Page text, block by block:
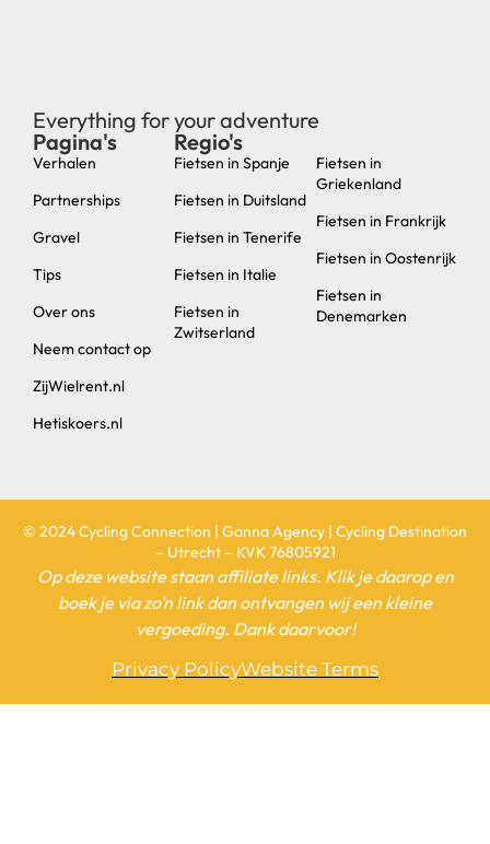
Everything for your adventure
Pagina's
Verhalen
Partnerships
Gravel
Tips
Over ons
Neem contact op
ZijWielrent.nl
Hetiskoers.nl
Regio's
Fietsen in Spanje
Fietsen in Duitsland
Fietsen in Tenerife
Fietsen in Italie
Fietsen in
Zwitserland
Fietsen in
Griekenland
Fietsen in Frankrijk
Fietsen in Oostenrijk
Fietsen in
Denemarken
© 2024 Cycling Connection | Ganna Agency | Cycling Destination
– Utrecht – KVK 76805921
Op deze website staan affiliate links. Klik je daarop en
boek je via zo’n link dan ontvangen wij een kleine
vergoeding. Dank daarvoor!
Privacy PolicyWebsite Terms